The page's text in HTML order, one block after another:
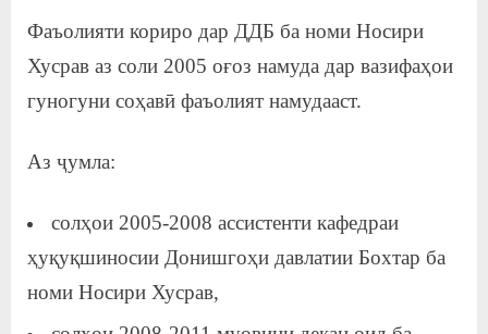
р
и
а
Фаъолияти кориро дар ДДБ ба номи Носири
Хусрав аз соли 2005 оғоз намуда дар вазифаҳои
гуногуни соҳавӣ фаъолият намудааст.
Аз ҷумла:
солҳои 2005-2008 ассистенти кафедраи
ҳуқуқшиносии Донишгоҳи давлатии Бохтар ба
номи Носири Хусрав,